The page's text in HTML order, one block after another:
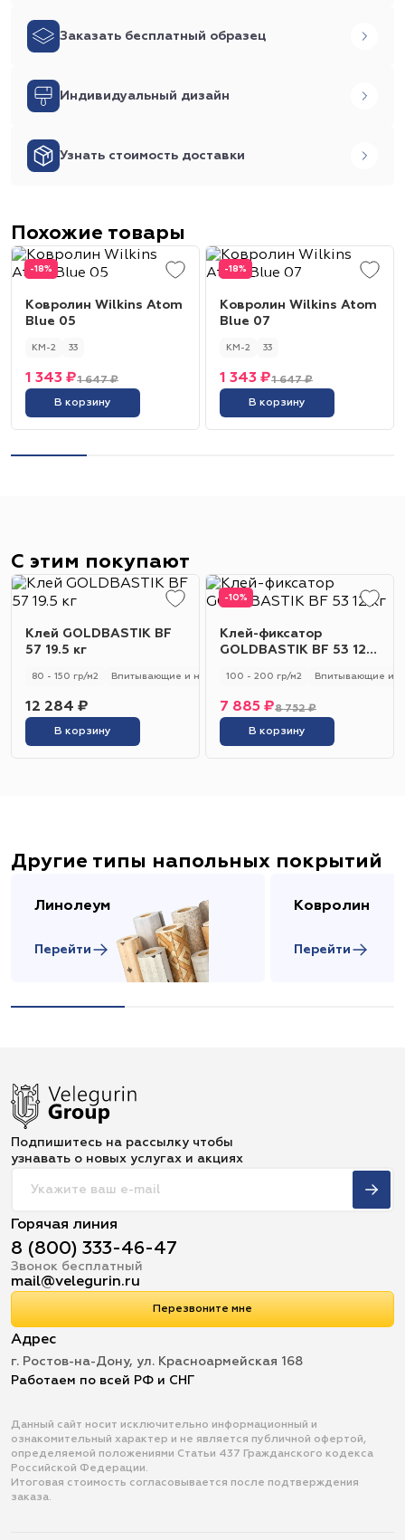
Заказать бесплатный образец
Индивидуальный дизайн
Узнать стоимость доставки
Похожие товары
-18%
Ковролин Wilkins Atom
Blue 05
КМ-2 33
1 647 ₽
1 343 ₽
В корзину
-18%
Ковролин Wilkins Atom
Blue 07
КМ-2 33
1 647 ₽
1 343 ₽
В корзину
С этим покупают
Клей GOLDBASTIK BF
57 19.5 кг
80 - 150 гр/м2 Впитывающие и не впитывающие Универсальный
12 284 ₽
В корзину
-10%
Клей-фиксатор
GOLDBASTIK BF 53 12
100 - 200 гр/м2 Впитывающие и
8 752 ₽
7 885 ₽
В корзину
Другие типы напольных покрытий
Линолеум
Перейти
Ковролин
Перейти
Подпишитесь на рассылку чтобы
узнавать о новых услугах и акциях
Горячая линия
8 (800) 333-46-47
Звонок бесплатный
mail@velegurin.ru
Перезвоните мне
Адрес
г. Ростов-на-Дону, ул. Красноармейская 168
Работаем по всей РФ и СНГ
Данный сайт носит исключительно информационный и
ознакомительный характер и не является публичной офертой,
определяемой положениями Статьи 437 Гражданского кодекса
Российской Федерации.
Итоговая стоимость согласовывается после подтверждения
заказа.